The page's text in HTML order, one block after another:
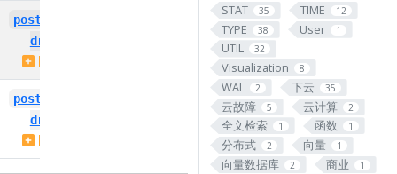
STAT 35 TIME 12
TYPE 38 User 1
UTIL 32
Visualization 8
WAL 2 下云 35
云故障 5 云计算 2
全文检索 1 函数 1
分布式 2 向量 1
向量数据库 2 商业 1
postgresql-14-pg-
drop-events
PIGSTY
drop-events
PIGSTY0.1.0
postgresql-14-pg-
drop-events
PIGSTY
postgresql-13-pg-
drop-events
PIGSTY0.1.0